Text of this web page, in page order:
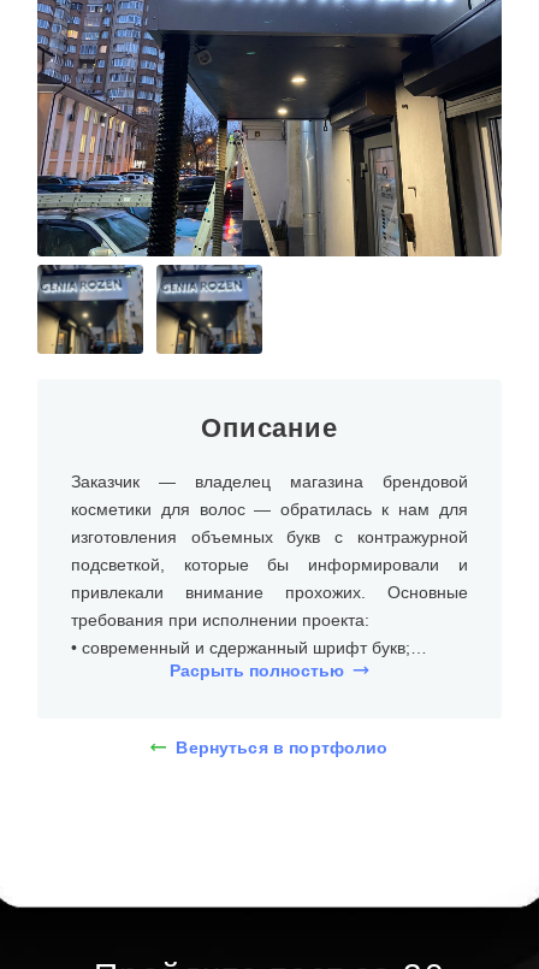
Описание
Заказчик — владелец магазина брендовой
косметики для волос — обратилась к нам для
изготовления объемных букв с контражурной
подсветкой, которые бы информировали и
привлекали внимание прохожих. Основные
требования при исполнении проекта:
• современный и сдержанный шрифт букв;
• яркая подсветка, которая не слепит;
На встрече с клиентом уточнили размеры места
Расрыть полностью
Вернуться в портфолио